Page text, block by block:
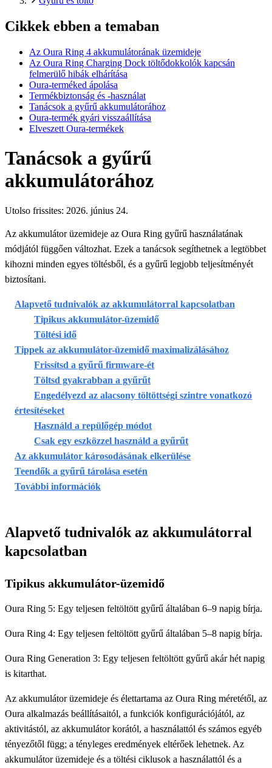
Cikkek ebben a temaban
Az Oura Ring 4 akkumulátorának üzemideje
Az Oura Ring Charging Dock töltődokkolók kapcsán
felmerülő hibák elhárítása
Oura-terméked ápolása
Termékbiztonság és -használat
Tanácsok a gyűrű akkumulátorához
Oura-termék gyári visszaállítása
Elveszett Oura-termékek
Tanácsok a gyűrű
akkumulátorához
Utolso frissites: 2026. június 24.
Az akkumulátor üzemideje az Oura Ring gyűrű használatának
módjától függően változhat. Ezek a tanácsok segíthetnek a legtöbbet
kihozni minden egyes töltésből, és a gyűrű legjobb teljesítményét
biztosítani.
Alapvető tudnivalók az akkumulátorral kapcsolatban
Tipikus akkumulátor-üzemidő
Töltési idő
Tippek az akkumulátor-üzemidő maximalizálásához
Frissítsd a gyűrű firmware-ét
Töltsd gyakrabban a gyűrűt
Engedélyezd az alacsony töltöttségi szintre vonatkozó
értesítéseket
Használd a repülőgép módot
Csak egy eszközzel használd a gyűrűt
Az akkumulátor károsodásának elkerülése
Teendők a gyűrű tárolása esetén
További információk
Alapvető tudnivalók az akkumulátorral
kapcsolatban
Tipikus akkumulátor-üzemidő
Oura Ring 5: Egy teljesen feltöltött gyűrű általában 6–9 napig bírja.
Oura Ring 4: Egy teljesen feltöltött gyűrű általában 5–8 napig bírja.
Oura Ring Generation 3: Egy teljesen feltöltött gyűrű akár hét napig
is kitarthat.
Az akkumulátor üzemideje és élettartama az Oura Ring méretétől, az
Oura alkalmazás beállításaitól, a funkciók konfigurációjától, az
aktivitástól, az akkumulátor korától, a használattól és számos egyéb
tényezőtől függ; a tényleges eredmények eltérőek lehetnek. Az
akkumulátor üzemideje és a töltési ciklusok a használattól és a